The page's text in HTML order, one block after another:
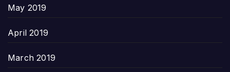
May 2019
April 2019
March 2019